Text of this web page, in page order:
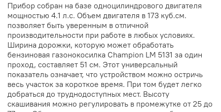
Прибор собран на базе одноцилиндрового двигателя
мощностью 4.1 л.с. Объем двигателя в 173 куб.см.
позволяет быть уверенным в отличной
производительности при работе в любых условиях.
Ширина дорожки, которую может обработать
бензиновая газонокосилка Champion LM 5131 за один
проход, составляет 51 см. Этот универсальный
показатель означает, что устройством можно остричь
весь участок за короткое время. При том будет легко
добраться до труднодоступных мест. Высоту
скашивания можно регулировать в промежутке от 25 до